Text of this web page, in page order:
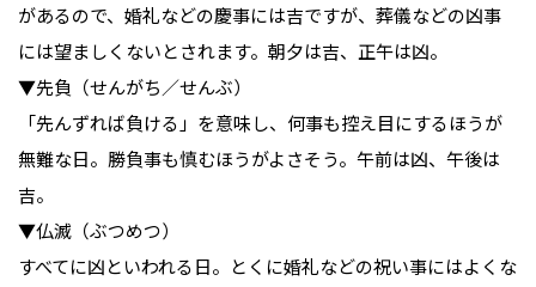
があるので、婚礼などの慶事には吉ですが、葬儀などの凶事
には望ましくないとされます。朝夕は吉、正午は凶。
▼先負（せんがち／せんぶ）
「先んずれば負ける」を意味し、何事も控え目にするほうが
無難な日。勝負事も慎むほうがよさそう。午前は凶、午後は
吉。
▼仏滅（ぶつめつ）
すべてに凶といわれる日。とくに婚礼などの祝い事にはよくな